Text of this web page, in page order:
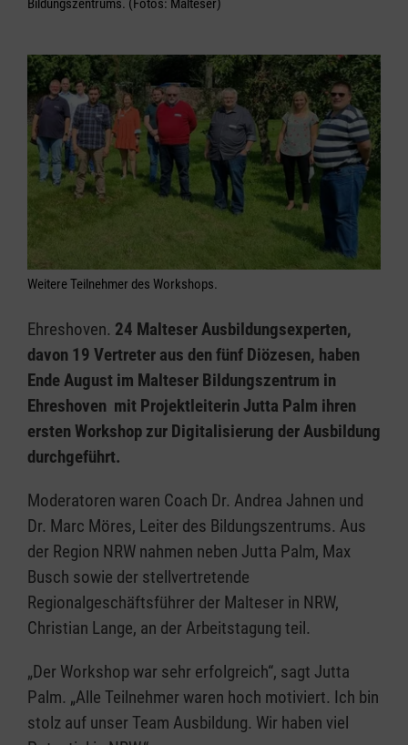
Weitere Teilnehmer des Workshops.
Ehreshoven. 24 Malteser Ausbildungsexperten,
davon 19 Vertreter aus den fünf Diözesen, haben
Ende August im Malteser Bildungszentrum in
Ehreshoven mit Projektleiterin Jutta Palm ihren
ersten Workshop zur Digitalisierung der Ausbildung
durchgeführt.
Moderatoren waren Coach Dr. Andrea Jahnen und
Dr. Marc Möres, Leiter des Bildungszentrums. Aus
der Region NRW nahmen neben Jutta Palm, Max
Busch sowie der stellvertretende
Regionalgeschäftsführer der Malteser in NRW,
Christian Lange, an der Arbeitstagung teil.
„Der Workshop war sehr erfolgreich“, sagt Jutta
Palm. „Alle Teilnehmer waren hoch motiviert. Ich bin
stolz auf unser Team Ausbildung. Wir haben viel